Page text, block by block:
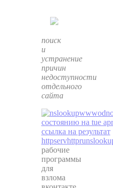
поиск
и
устранение
причин
недоступности
отдельного
сайта
рабочие
программы
для
взлома